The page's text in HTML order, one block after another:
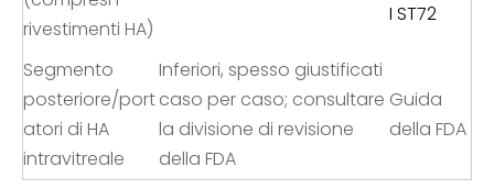
rivestimenti HA)
I ST72
Segmento
posteriore/port
atori di HA
intravitreale
Inferiori, spesso giustificati
caso per caso; consultare
la divisione di revisione
della FDA
Guida
della FDA